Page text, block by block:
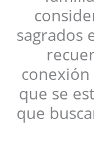
sagrados
que se
que